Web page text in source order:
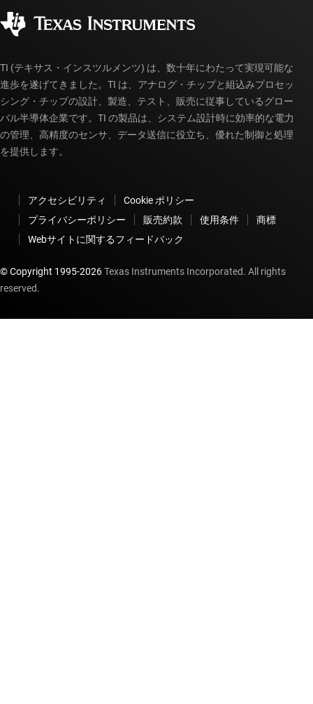
myTI アカウントの FAQ
TI (テキサス・インスツルメンツ) は、数十年にわたって実現可能な
進歩を遂げてきました。TI は、アナログ・チップと組込みプロセッ
シング・チップの設計、製造、テスト、販売に従事しているグロー
バル半導体企業です。TI の製品は、システム設計時に効率的な電力
の管理、高精度のセンサ、データ送信に役立ち、優れた制御と処理
を提供します。
アクセシビリティ
Cookie ポリシー
プライバシーポリシー
販売約款 使用条件
商標
Webサイトに関するフィードバック
© Copyright 1995-2026Texas Instruments Incorporated. All rights
reserved.